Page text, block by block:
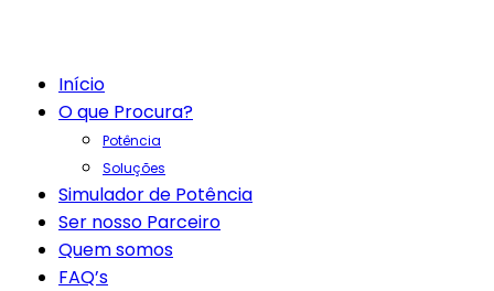
Início
O que Procura?
Potência
Soluções
Simulador de Potência
Ser nosso Parceiro
Quem somos
FAQ’s